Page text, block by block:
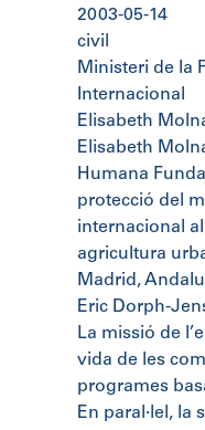
2003-05-14
civil
Ministeri de la
Internacional
Elisabeth
Elisabeth
Humana
protecció del
internacional
agricultura
Madrid,
Eric Dorph-
La missió de
vida de les
programes
En paral·lel,